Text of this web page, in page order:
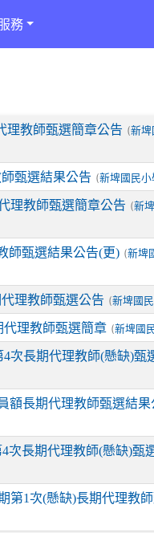
務
理教師甄選簡章公告 (新埤
甄選結果公告 (新埤國民小
理教師甄選簡章公告 (新
師甄選結果公告(更) (新埤
理教師甄選公告 (新埤國
代理教師甄選簡章 (新埤國
次長期代理教師(懸缺)甄
額長期代理教師甄選結果
次長期代理教師(懸缺)甄
第1次(懸缺)長期代理教